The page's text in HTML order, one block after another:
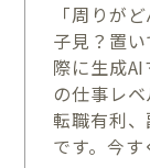
「周りが
子見？置
際に生成
の仕事レ
転職有利
です。今す